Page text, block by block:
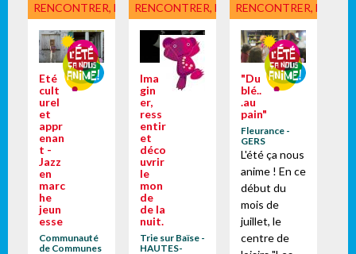
RENCONTRER, DÉCOUVRIR
Eté
cult
urel
et
appr
enan
t -
Jazz
en
marc
he
jeun
esse
Communauté
de Communes
RENCONTRER, DÉCOUVRIR
Ima
gin
er,
ress
entir
et
déco
uvrir
le
mon
de
de la
nuit.
Trie sur Baïse -
HAUTES-
RENCONTRER,
"Du
blé..
.au
pain"
Fleurance -
GERS
L'été ça nous
anime ! En ce
début du
mois de
juillet, le
centre de